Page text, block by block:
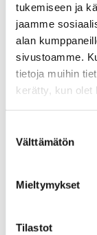
tukemiseen ja
jaamme
alan
sivustoamme.
tietoja muihin
kerätty, kun olet
valinta
Välttämätön
Mieltymykset
Tilastot
Puhelinnumero
Valitse tuote ja
valittu laatu
Määrä (m)